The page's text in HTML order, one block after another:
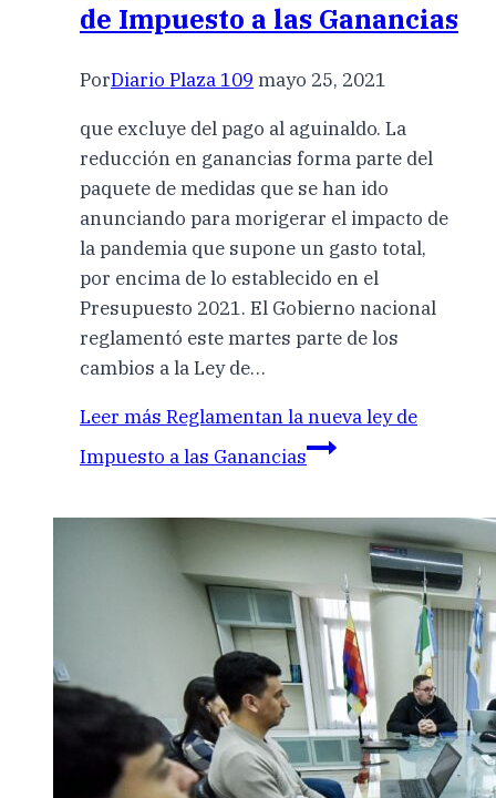
de Impuesto a las Ganancias
PorDiario Plaza 109 mayo 25, 2021
que excluye del pago al aguinaldo. La
reducción en ganancias forma parte del
paquete de medidas que se han ido
anunciando para morigerar el impacto de
la pandemia que supone un gasto total,
por encima de lo establecido en el
Presupuesto 2021. El Gobierno nacional
reglamentó este martes parte de los
cambios a la Ley de…
Leer más Reglamentan la nueva ley de
Impuesto a las Ganancias